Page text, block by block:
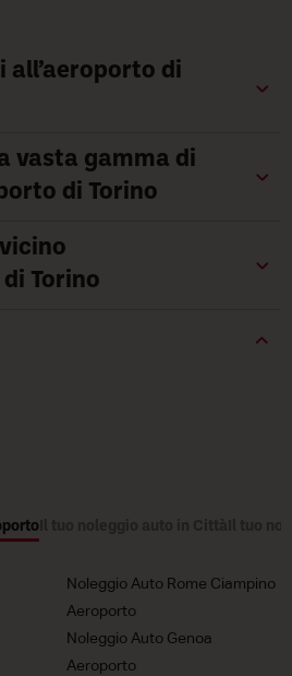
all’aeroporto di
vasta gamma di
di Torino
Torino
Noleggio Auto Rome Ciampino
Aeroporto
Noleggio Auto Genoa
Aeroporto